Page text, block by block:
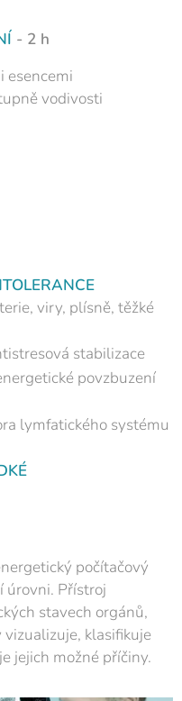
- 2 h
esencemi
vodivosti
viry, plísně, těžké
stabilizace
povzbuzení
lymfatického systému
počítačový
úrovni. Přístroj
stavech orgánů,
klasifikuje
jejich možné příčiny.